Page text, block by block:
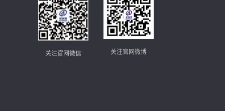
关注官网微信 关注官网微博